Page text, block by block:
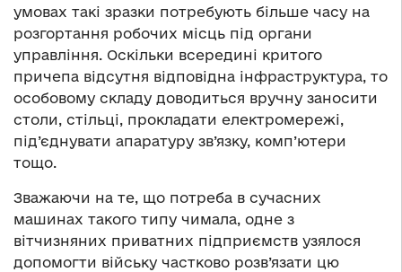
умовах такі зразки потребують більше часу на
розгортання робочих місць під органи
управління. Оскільки всередині критого
причепа відсутня відповідна інфраструктура, то
особовому складу доводиться вручну заносити
столи, стільці, прокладати електромережі,
під’єднувати апаратуру зв’язку, комп’ютери
тощо.
Зважаючи на те, що потреба в сучасних
машинах такого типу чимала, одне з
вітчизняних приватних підприємств узялося
допомогти війську частково розв’язати цю